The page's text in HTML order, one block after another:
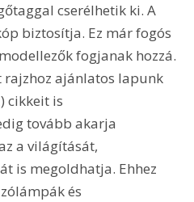
cserélhetik ki. A
biztosítja. Ez már fogós
fogjanak hozzá.
ajánlatos lapunk
cikkeit is
tovább akarja
a világítását,
is megoldhatja. Ehhez
és